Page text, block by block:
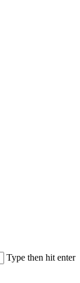
Type then hit enter